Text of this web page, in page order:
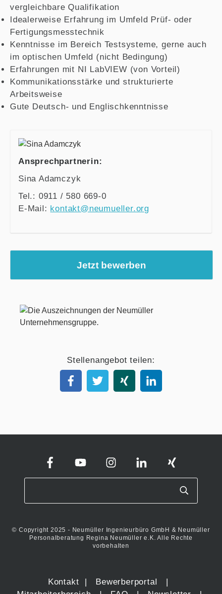
vergleichbare Qualifikation
Idealerweise Erfahrung im Umfeld Prüf- oder
Fertigungsmesstechnik
Kenntnisse im Bereich Testsysteme, gerne auch
im optischen Umfeld (nicht Bedingung)
Erfahrungen mit NI LabVIEW (von Vorteil)
Kommunikationsstärke und strukturierte
Arbeitsweise
Gute Deutsch- und Englischkenntnisse
Ansprechpartnerin:
Sina Adamczyk
Tel.: 0911 / 580 669-0
E-Mail: kontakt@neumueller.org
Jetzt bewerben
Stellenangebot teilen:
© Copyright 2025 - Neumüller Ingenieurbüro GmbH & Neumüller
Personalberatung Regina Neumüller e.K. Alle Rechte
vorbehalten
Kontakt | Bewerberportal |